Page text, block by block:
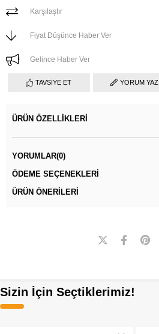
Karşılaştır
Fiyat Düşünce Haber Ver
Gelince Haber Ver
TAVSIYE ET YORUM YAZ
ÜRÜN ÖZELLIKLERI
YORUMLAR(0)
ÖDEME SEÇENEKLERI
ÜRÜN ÖNERILERI
Sizin İçin Seçtiklerimiz!